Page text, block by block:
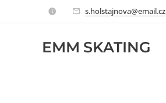
s.holstajnova@email.cz
EMM SKATING